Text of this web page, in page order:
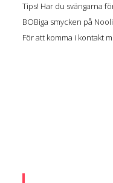
Tips! Har du svängarna
BOBiga smycken på
För att komma i kontakt